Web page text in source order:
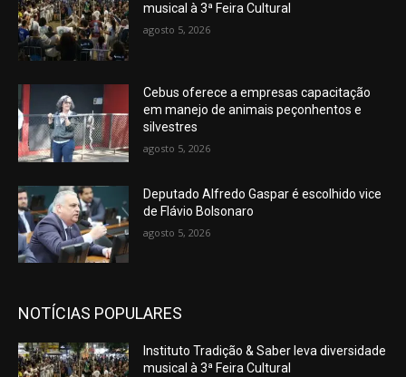
musical à 3ª Feira Cultural
agosto 5, 2026
Cebus oferece a empresas capacitação
em manejo de animais peçonhentos e
silvestres
agosto 5, 2026
Deputado Alfredo Gaspar é escolhido vice
de Flávio Bolsonaro
agosto 5, 2026
NOTÍCIAS POPULARES
Instituto Tradição & Saber leva diversidade
musical à 3ª Feira Cultural